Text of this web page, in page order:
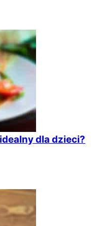
dla dzieci?